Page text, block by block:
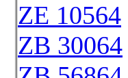
ZE 10564
ZB 30064